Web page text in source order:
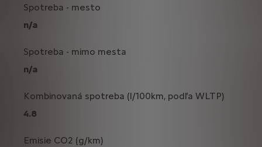
Spotreba - mesto
n/a
Spotreba - mimo mesta
n/a
Kombinovaná spotreba (l/100km, podľa WLTP)
4.8
Emisie CO2 (g/km)